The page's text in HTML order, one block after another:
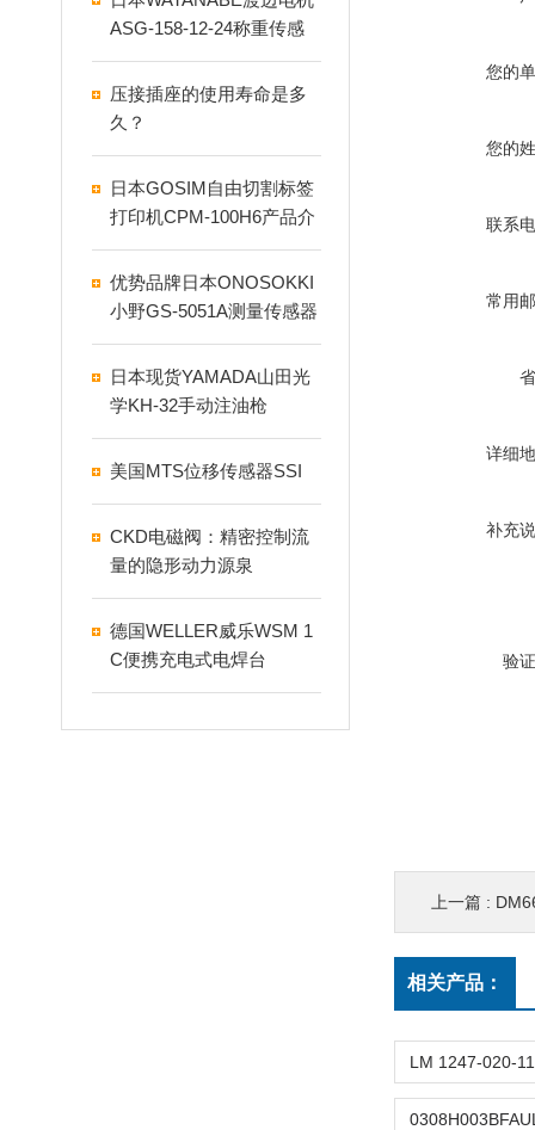
ASG-158-12-24称重传感
器数显表
压接插座的使用寿命是多
久？
日本GOSIM自由切割标签
打印机CPM-100H6产品介
绍
优势品牌日本ONOSOKKI
小野GS-5051A测量传感器
日本现货YAMADA山田光
学KH-32手动注油枪
美国MTS位移传感器SSI
CKD电磁阀：精密控制流
量的隐形动力源泉
德国WELLER威乐WSM 1
C便携充电式电焊台
您的
您的
联系
常用
详细
补充
验
上一篇 :
相关产品：